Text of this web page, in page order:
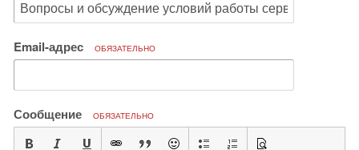
Email-адрес ОБЯЗАТЕЛЬНО
Сообщение ОБЯЗАТЕЛЬНО